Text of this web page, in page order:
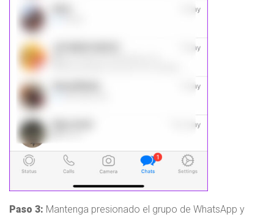
Paso 3: Mantenga presionado el grupo de WhatsApp y